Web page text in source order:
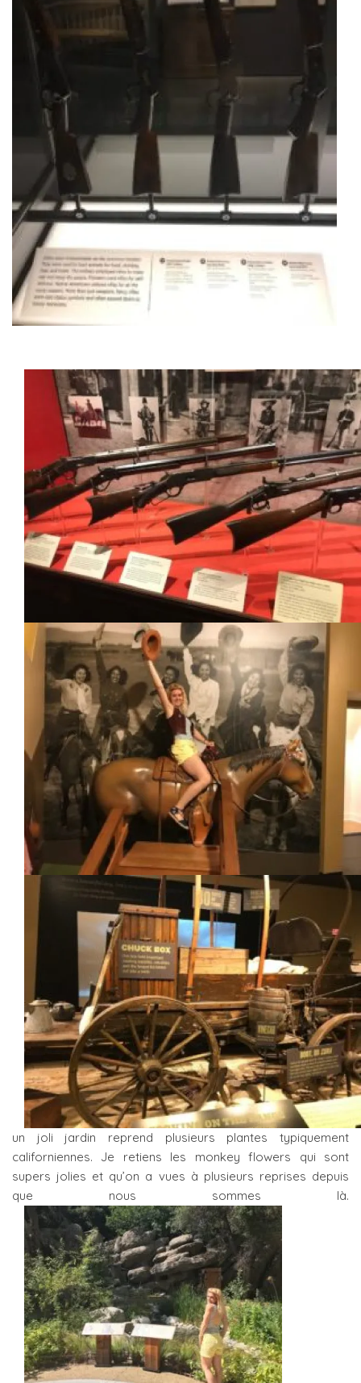
un joli jardin reprend plusieurs plantes typiquement
californiennes. Je retiens les monkey flowers qui sont
supers jolies et qu’on a vues à plusieurs reprises depuis
que nous sommes là.